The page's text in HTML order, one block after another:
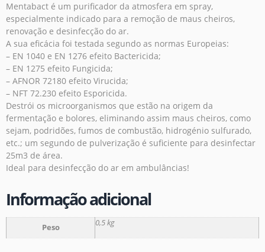
Mentabact é um purificador da atmosfera em spray,
especialmente indicado para a remoção de maus cheiros,
renovação e desinfecção do ar.
A sua eficácia foi testada segundo as normas Europeias:
– EN 1040 e EN 1276 efeito Bactericida;
– EN 1275 efeito Fungicida;
– AFNOR 72180 efeito Virucida;
– NFT 72.230 efeito Esporicida.
Destrói os microorganismos que estão na origem da
fermentação e bolores, eliminando assim maus cheiros, como
sejam, podridões, fumos de combustão, hidrogénio sulfurado,
etc.; um segundo de pulverização é suficiente para desinfectar
25m3 de área.
Ideal para desinfecção do ar em ambulâncias!
Informação adicional
Peso 0,5 kg